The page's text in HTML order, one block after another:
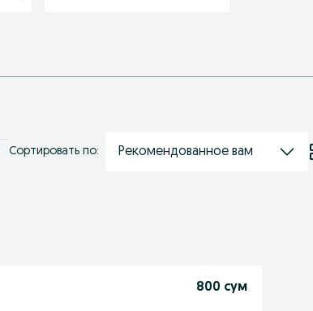
Сортировать по: Рекомендованное вам
800 сум